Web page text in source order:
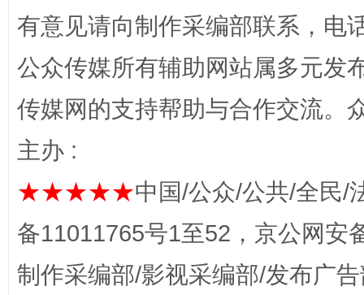
完善运行机制助力责任有效落实 一纸欠
东山县通报“牛蛙产品抗生素超标问题” 法
有意见请向制作采编部联系，电
公众传媒所有辅助网站属多元发
传媒网的支持帮助与合作交流。
主办 :
★★★★★中国/公众/公共/全民/
备11011765号1至52，京公网安
制作采编部/影视采编部/发布广